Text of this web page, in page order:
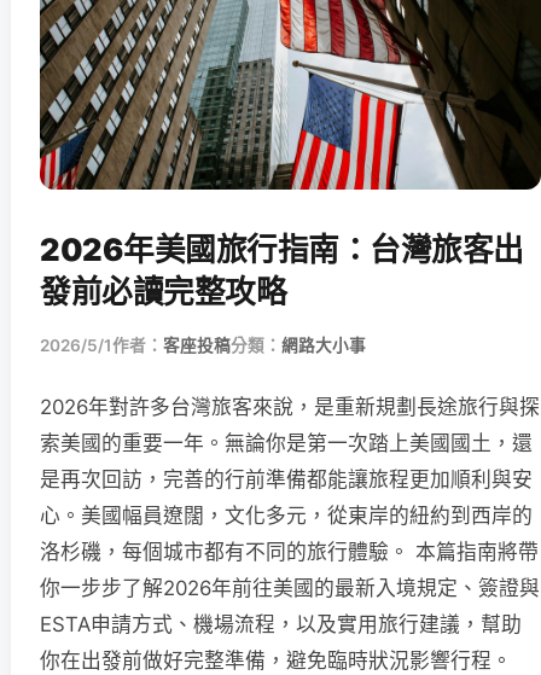
2026年美國旅行指南：台灣旅客出
發前必讀完整攻略
2026/5/1作者： 客座投稿分類： 網路大小事
2026年對許多台灣旅客來說，是重新規劃長途旅行與探
索美國的重要一年。無論你是第一次踏上美國國土，還
是再次回訪，完善的行前準備都能讓旅程更加順利與安
心。美國幅員遼闊，文化多元，從東岸的紐約到西岸的
洛杉磯，每個城市都有不同的旅行體驗。 本篇指南將帶
你一步步了解2026年前往美國的最新入境規定、簽證與
ESTA申請方式、機場流程，以及實用旅行建議，幫助
你在出發前做好完整準備，避免臨時狀況影響行程。